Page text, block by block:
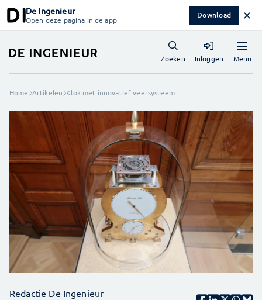
De Ingenieur
Open deze pagina in de app Download ✕
Menu
Zoeken Inloggen
Home Artikelen Klok met innovatief veersysteem
Redactie De Ingenieur